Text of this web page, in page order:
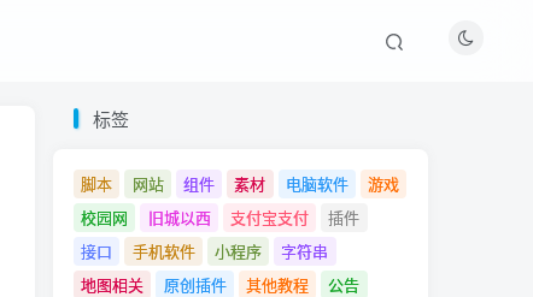
热门文章
1
免流流控破解脚本 FAS
青云 快云 VPNS 博雅dalo最
新集合
7年前
2 MT管理器v2.8.0vip破解
标签
脚本 网站 组件 素材 电脑软件
游戏
校园网
旧城以西 支付宝支付
插件
接口
手机软件 小程序
字符串
地图相关
原创插件 其他教程
公告